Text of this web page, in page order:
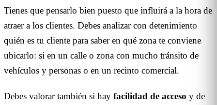
Tienes que pensarlo bien puesto que influirá a la hora de
atraer a los clientes. Debes analizar con detenimiento
quién es tu cliente para saber en qué zona te conviene
ubicarlo: si en un calle o zona con mucho tránsito de
vehículos y personas o en un recinto comercial.
Debes valorar también si hay facilidad de acceso y de